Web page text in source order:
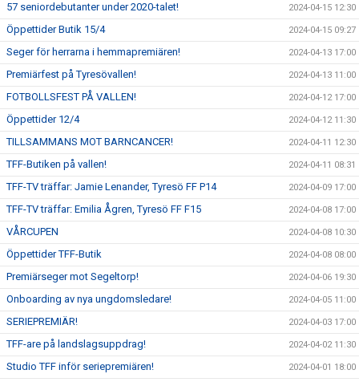
57 seniordebutanter under 2020-talet! 2024-04-15 12:30
Öppettider Butik 15/4 2024-04-15 09:27
Seger för herrarna i hemmapremiären! 2024-04-13 17:00
Premiärfest på Tyresövallen! 2024-04-13 11:00
FOTBOLLSFEST PÅ VALLEN! 2024-04-12 17:00
Öppettider 12/4 2024-04-12 11:30
TILLSAMMANS MOT BARNCANCER! 2024-04-11 12:30
TFF-Butiken på vallen! 2024-04-11 08:31
TFF-TV träffar: Jamie Lenander, Tyresö FF P14 2024-04-09 17:00
TFF-TV träffar: Emilia Ågren, Tyresö FF F15 2024-04-08 17:00
VÅRCUPEN 2024-04-08 10:30
Öppettider TFF-Butik 2024-04-08 08:00
Premiärseger mot Segeltorp! 2024-04-06 19:30
Onboarding av nya ungdomsledare! 2024-04-05 11:00
SERIEPREMIÄR! 2024-04-03 17:00
TFF-are på landslagsuppdrag! 2024-04-02 11:30
Studio TFF inför seriepremiären! 2024-04-01 18:00